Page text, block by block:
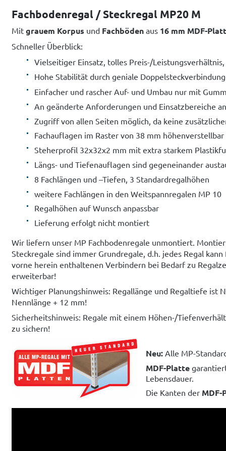
Fachbodenregal / Steckregal MP20 M
Mit grauem Korpus und Fachböden aus 16 mm MDF-
Schneller Überblick:
Vielseitiger Einsatz, tolles Preis-/
Hohe Stabilität durch geniale
Einfacher und rascher Auf- und Umbau nur mit
An geänderte Anforderungen und Einsatzbereiche
Zugriff von allen Seiten möglich, da keine
Fachauflagen im Raster von 38 mm höhenverstellbar
Steherprofil 32x32x2 mm mit extra starkem
Längs- und Tiefenauflagen sind gegeneinander
8 Fachlängen und –Tiefen, 3 Standardregalhöhen
weitere Fachlängen in den Weitspannregalen MP 10
Regalhöhen auf Wunsch anpassbar
Lieferung erfolgt nicht montiert
Wir liefern unser MP Fachbodenregale unmontiert.
Steckregale sind immer Grundregale, d.h. jedes Regal
vorne herein enthaltenen Verbindern bei Bedarf zu
erweiterbar!
Wichtiger Planungshinweis: Regallänge und Regaltiefe ist
Nennlänge + 12 mm!
Sicherheitshinweis: Regale mit einem Höhen-/
zu sichern!
Neu: Alle MP-
MDF-Platte
Lebensdauer.
Die Kanten der MDF-